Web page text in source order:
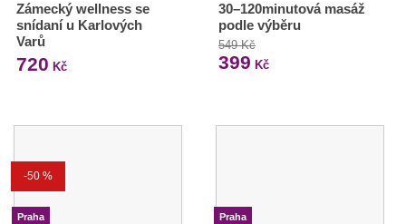
Zámecký wellness se
snídaní u Karlových
Varů
720 Kč
30–120minutová masáž
podle výběru
549 Kč
399 Kč
-50 %
Praha Praha